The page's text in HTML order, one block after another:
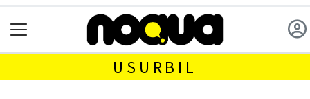
USURBIL